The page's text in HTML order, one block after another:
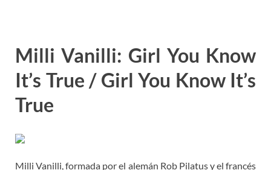
Milli Vanilli: Girl You Know
It’s True / Girl You Know It’s
True
Milli Vanilli, formada por el alemán Rob Pilatus y el francés